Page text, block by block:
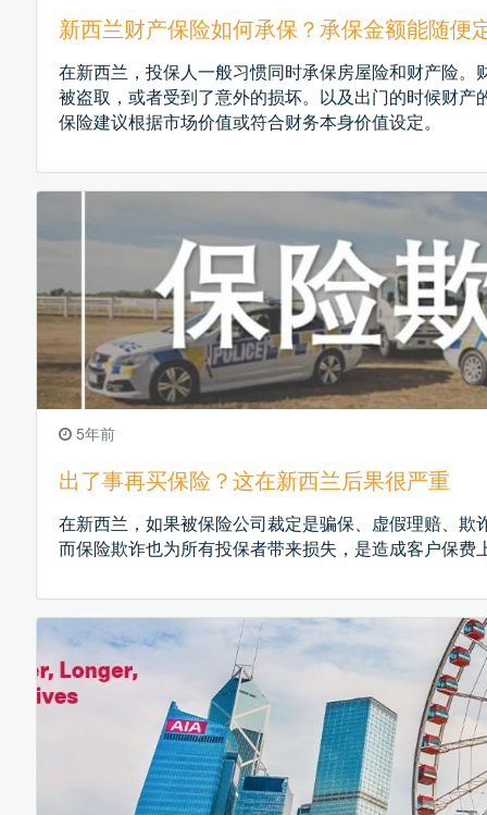
新西兰财产保险如何承保？承保金额能随便
在新西兰，投保人一般习惯同时承保房屋险和财产险。
被盗取，或者受到了意外的损坏。以及出门的时候财产
保险建议根据市场价值或符合财务本身价值设定。
5年前
出了事再买保险？这在新西兰后果很严重
在新西兰，如果被保险公司裁定是骗保、虚假理赔、欺
而保险欺诈也为所有投保者带来损失，是造成客户保费